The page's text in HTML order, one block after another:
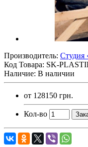
Производитель:
Код Товара: SK-
Наличие: В наличии
от 128150 грн.
Кол-во